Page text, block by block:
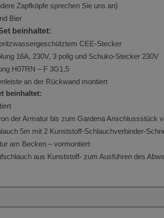
Zapfköpfe sprechen Sie uns an)
Bier
beinhaltet:
CEE-Stecker
16A, 230V, 3 polig und Schuko-Stecker 230V
H07RN – F 3G1,5
an der Rückwand montiert
beinhaltet:
der Armatur bis zum Gardena Anschlussstück
5m mit 2 Kunststoff-Schlauchverbinder-
am Becken – vormontiert
aus Kunststoff- zum Ausführen des
Analytics
Google Universal
ist eine wichtige
verwendeten
Dieses Cookie
Benutzer zu
zufällig generierte
wird. Es ist in
einer Site
Kampagnendaten für
verwendet.